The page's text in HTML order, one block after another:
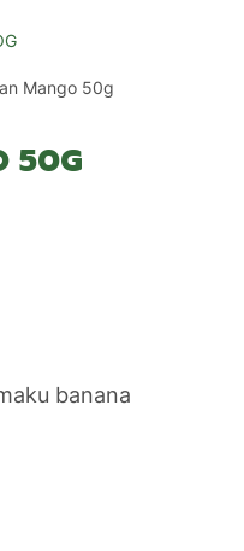
Mango 50g
50G
banana